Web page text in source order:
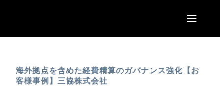
United States (English)
EUROPE
海外拠点を含めた経費精算のガバナンス強化【お
客様事例】三協株式会社